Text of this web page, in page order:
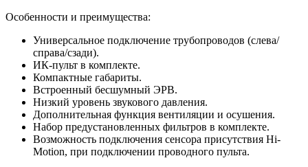
Особенности и преимущества:
Универсальное подключение трубопроводов (слева/
справа/сзади).
ИК-пульт в комплекте.
Компактные габариты.
Встроенный бесшумный ЭРВ.
Низкий уровень звукового давления.
Дополнительная функция вентиляции и осушения.
Набор предустановленных фильтров в комплекте.
Возможность подключения сенсора присутствия Hi-
Motion, при подключении проводного пульта.